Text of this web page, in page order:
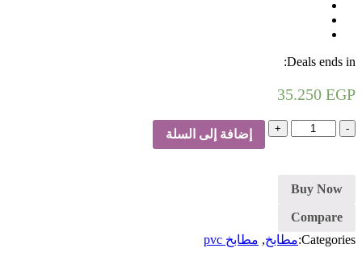
Deals ends in:
35.250 EGP
كمية
أصفر
إضافة إلى السلة
Buy Now
Compare
Categories: مطابخ, مطابخ pvc